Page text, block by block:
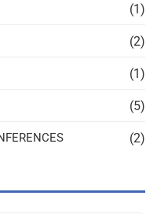
(1)
(2)
(1)
(5)
(2)